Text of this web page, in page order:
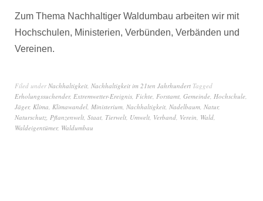
Zum Thema Nachhaltiger Waldumbau arbeiten wir mit
Hochschulen, Ministerien, Verbünden, Verbänden und
Vereinen.
Filed underNachhaltigkeit, Nachhaltigkeit im 21ten Jahrhundert Tagged
Erholungssuchender, Extremwetter-Ereignis, Fichte, Forstamt, Gemeinde, Hochschule,
Jäger, Klima, Klimawandel, Ministerium, Nachhaltigkeit, Nadelbaum, Natur,
Naturschutz, Pflanzenwelt, Staat, Tierwelt, Umwelt, Verband, Verein, Wald,
Waldeigentümer, Waldumbau